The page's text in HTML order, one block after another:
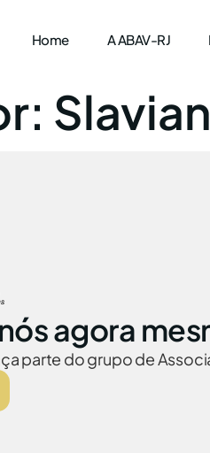
Home A ABAV-RJ
agora
parte do grupo de